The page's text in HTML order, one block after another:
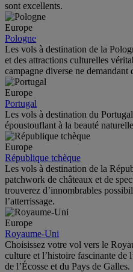
sont excellents.
Europe
Pologne
Les vols à destination de la
et des attractions culturelles
campagne diverse ne demandant
Europe
Portugal
Les vols à destination du
époustouflant à la beauté
Europe
République tchèque
Les vols à destination de la
patchwork de châteaux et de
trouverez d’innombrables
l’atterrissage.
Europe
Royaume-Uni
Choisissez votre vol vers le
culture et l’histoire fascinante de
de l’Écosse et du Pays de Galles.